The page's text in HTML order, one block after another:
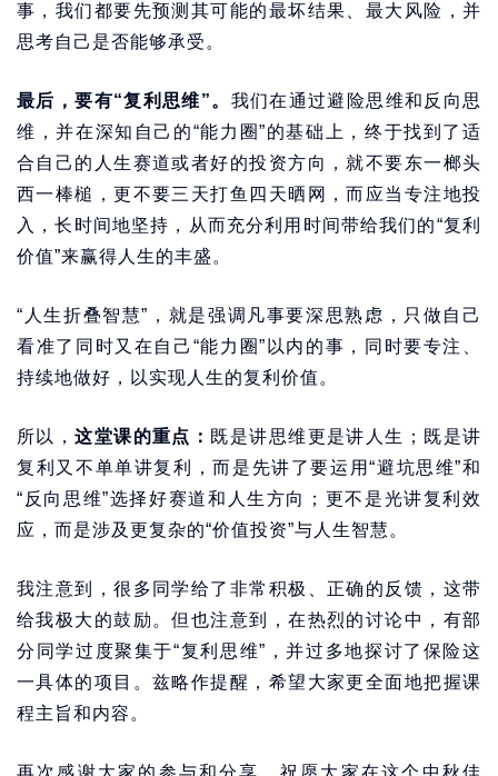
事，我们都要先预测其可能的最坏结果、最大风险，并
思考自己是否能够承受。
最后，要有“复利思维”。 我们在通过避险思维和反向思
维，并在深知自己的“能力圈”的基础上，终于找到了适
合自己的人生赛道或者好的投资方向，就不要东一榔头
西一棒槌，更不要三天打鱼四天晒网，而应当专注地投
入，长时间地坚持，从而充分利用时间带给我们的“复利
价值”来赢得人生的丰盛。
“人生折叠智慧”，就是强调凡事要深思熟虑，只做自己
看准了同时又在自己“能力圈”以内的事，同时要专注、
持续地做好，以实现人生的复利价值。
所以，这堂课的重点： 既是讲思维更是讲人生；既是讲
复利又不单单讲复利，而是先讲了要运用“避坑思维”和
“反向思维”选择好赛道和人生方向；更不是光讲复利效
应，而是涉及更复杂的“价值投资”与人生智慧。
我注意到，很多同学给了非常积极、正确的反馈，这带
给我极大的鼓励。但也注意到，在热烈的讨论中，有部
分同学过度聚集于“复利思维”，并过多地探讨了保险这
一具体的项目。兹略作提醒，希望大家更全面地把握课
程主旨和内容。
再次感谢大家的参与和分享，祝愿大家在这个中秋佳